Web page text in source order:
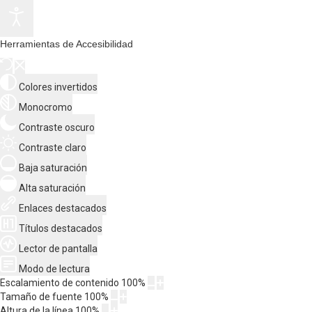
Herramientas de Accesibilidad
Colores invertidos
Monocromo
Contraste oscuro
Contraste claro
Baja saturación
Alta saturación
Enlaces destacados
Títulos destacados
Lector de pantalla
Modo de lectura
Escalamiento de contenido 100%
Tamaño de fuente 100%